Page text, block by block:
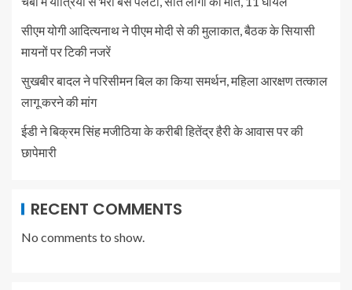
सीएम योगी आदित्यनाथ ने पीएम मोदी से की मुलाकात, बैठक के सियासी
मायनों पर टिकी नजरें
सुखबीर बादल ने परिसीमन बिल का किया समर्थन, महिला आरक्षण तत्काल
लागू करने की मांग
ईडी ने बिक्रम सिंह मजीठिया के करीबी हितेंद्र हैरी के आवास पर की
छापेमारी
RECENT COMMENTS
No comments to show.